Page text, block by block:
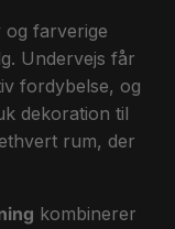
og farverige
Undervejs får
fordybelse, og
dekoration til
rum, der
kombinerer